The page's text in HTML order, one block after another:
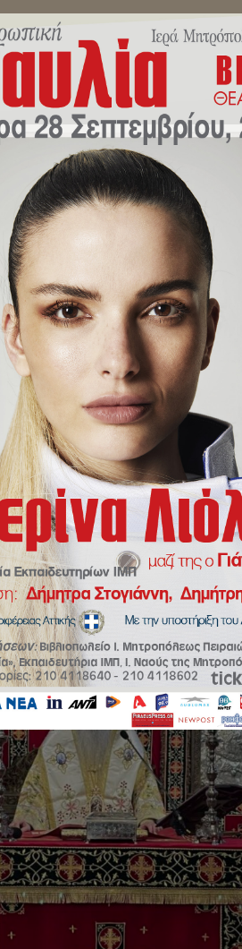
ΣΕΒΑΣΜΙΩΤΆΤΟΥ ΔΕΛΤΊΑ ΤΎΠΟΥ
πάντοτε θα
του Κυρίου
Εκκλησία πάντοτε θα πορεύεται στην